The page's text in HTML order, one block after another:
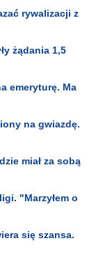
rywalizacji z
żądania 1,5
emeryturę. Ma
na gwiazdę.
miał za sobą
"Marzyłem o
się szansa.